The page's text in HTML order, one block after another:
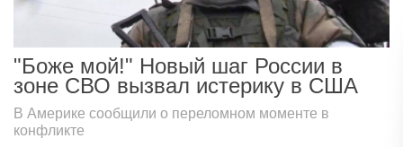
"Боже мой!" Новый шаг России в
зоне СВО вызвал истерику в США
В Америке сообщили о переломном моменте в
конфликте